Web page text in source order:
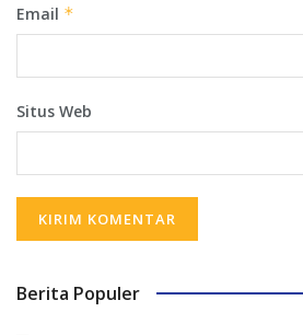
Email *
Situs Web
Berita Populer